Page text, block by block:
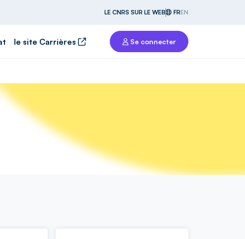
LE CNRS SUR LE WEB FREN
le site Carrières Se connecter